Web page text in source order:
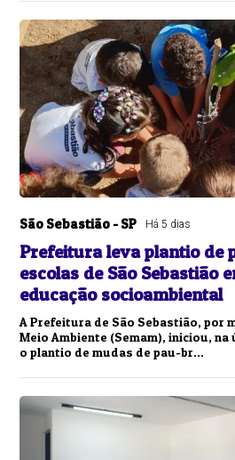
São Sebastião - SP Há 5 dias
Prefeitura leva plantio de
escolas de São Sebastião
educação socioambiental
A Prefeitura de São Sebastião, por
Meio Ambiente (Semam), iniciou,
o plantio de mudas de pau-br...